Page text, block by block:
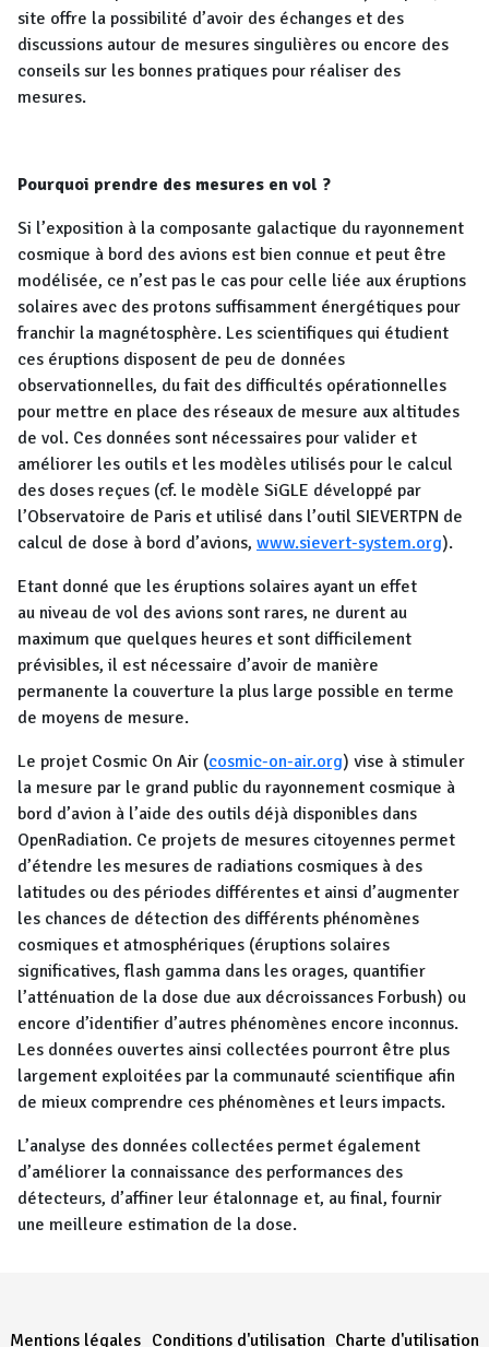
site offre la possibilité d’avoir des échanges et des
discussions autour de mesures singulières ou encore des
conseils sur les bonnes pratiques pour réaliser des
mesures.
Pourquoi prendre des mesures en vol ?
Si l’exposition à la composante galactique du rayonnement
cosmique à bord des avions est bien connue et peut être
modélisée, ce n’est pas le cas pour celle liée aux éruptions
solaires avec des protons suffisamment énergétiques pour
franchir la magnétosphère. Les scientifiques qui étudient
ces éruptions disposent de peu de données
observationnelles, du fait des difficultés opérationnelles
pour mettre en place des réseaux de mesure aux altitudes
de vol. Ces données sont nécessaires pour valider et
améliorer les outils et les modèles utilisés pour le calcul
des doses reçues (cf. le modèle SiGLE développé par
l’Observatoire de Paris et utilisé dans l’outil SIEVERTPN de
calcul de dose à bord d’avions, www.sievert-system.org).
Etant donné que les éruptions solaires ayant un effet
au niveau de vol des avions sont rares, ne durent au
maximum que quelques heures et sont difficilement
prévisibles, il est nécessaire d’avoir de manière
permanente la couverture la plus large possible en terme
de moyens de mesure.
Le projet Cosmic On Air (cosmic-on-air.org) vise à stimuler
la mesure par le grand public du rayonnement cosmique à
bord d’avion à l’aide des outils déjà disponibles dans
OpenRadiation. Ce projets de mesures citoyennes permet
d’étendre les mesures de radiations cosmiques à des
latitudes ou des périodes différentes et ainsi d’augmenter
les chances de détection des différents phénomènes
cosmiques et atmosphériques (éruptions solaires
significatives, flash gamma dans les orages, quantifier
l’atténuation de la dose due aux décroissances Forbush) ou
encore d’identifier d’autres phénomènes encore inconnus.
Les données ouvertes ainsi collectées pourront être plus
largement exploitées par la communauté scientifique afin
de mieux comprendre ces phénomènes et leurs impacts.
L’analyse des données collectées permet également
d’améliorer la connaissance des performances des
détecteurs, d’affiner leur étalonnage et, au final, fournir
une meilleure estimation de la dose.
Mentions légales Conditions d'utilisation Charte d'utilisation